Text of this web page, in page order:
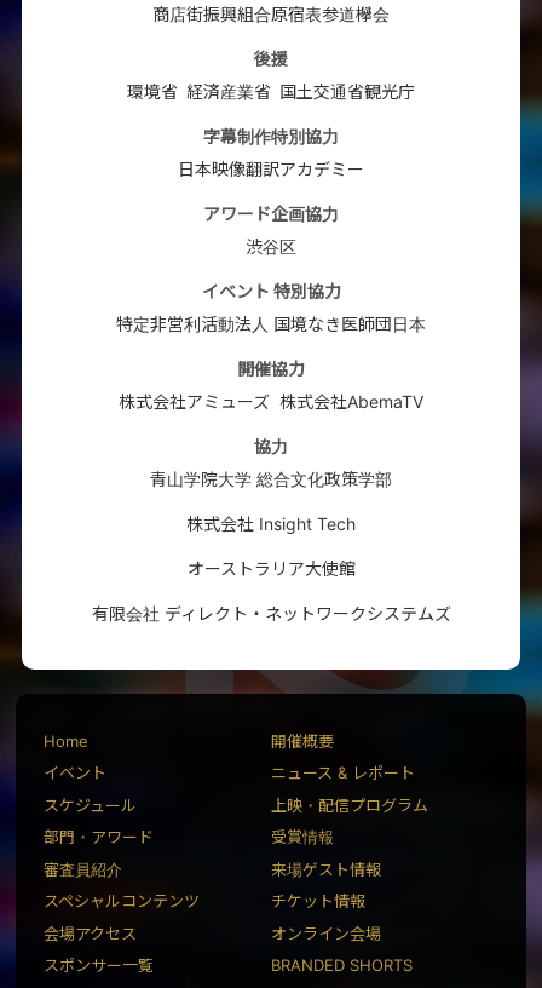
商店街振興組合原宿表参道欅会
後援
環境省 経済産業省 国土交通省観光庁
字幕制作特別協力
日本映像翻訳アカデミー
アワード企画協力
渋谷区
イベント 特別協力
特定非営利活動法人 国境なき医師団日本
開催協力
株式会社アミューズ 株式会社AbemaTV
協力
青山学院大学 総合文化政策学部
株式会社 Insight Tech
オーストラリア大使館
有限会社 ディレクト・ネットワークシステムズ
Home
開催概要
イベント
ニュース & レポート
スケジュール
上映・配信プログラム
部門・アワード
受賞情報
審査員紹介
来場ゲスト情報
スペシャルコンテンツ
チケット情報
会場アクセス
オンライン会場
スポンサー一覧
BRANDED SHORTS